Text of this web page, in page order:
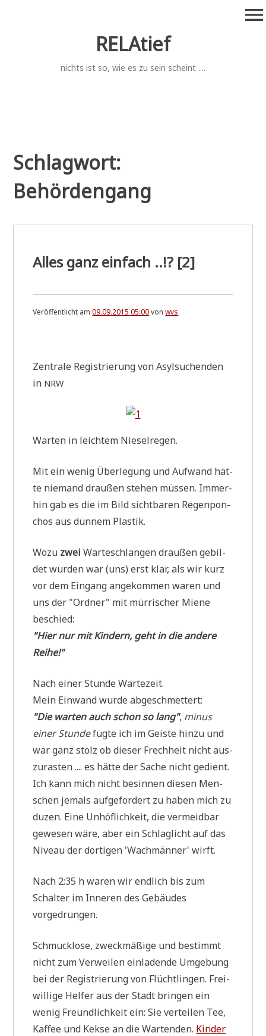
RELAtief
nichts ist so, wie es zu sein scheint ....
menu
Schlagwort:
Behördengang
Alles ganz einfach ..!? [2]
Veröffentlicht am09.09.2015 05:00vonwvs
Zen­tra­le Regi­strie­rung von Asyl­su­chen­den
in NRW
War­ten in leich­tem Nieselregen.
Mit ein wenig Über­le­gung und Auf­wand hät­
te nie­mand drau­ßen ste­hen müs­sen. Immer­
hin gab es die im Bild sicht­ba­ren Regen­pon­
chos aus dün­nem Plastik.
Wozu zwei War­te­schlan­gen drau­ßen gebil­
det wur­den war (uns) erst klar, als wir kurz
vor dem Ein­gang ange­kom­men waren und
uns der "Ord­ner" mit mür­ri­scher Mie­ne
beschied:
"Hier nur mit Kin­dern, geht in die ande­re
Rei­he!"
Nach einer Stun­de Wartezeit.
Mein Ein­wand wur­de abgeschmettert:
"Die war­ten auch schon so lang", minus
einer Stun­defüg­te ich im Gei­ste hin­zu und
war ganz stolz ob die­ser Frech­heit nicht aus­
zu­ra­sten .... es hät­te der Sache nicht gedient.
Ich kann mich nicht besin­nen die­sen Men­
schen jemals auf­ge­for­dert zu haben mich zu
duzen. Eine Unhöf­lich­keit, die ver­meid­bar
gewe­sen wäre, aber ein Schlag­licht auf das
Niveau der dor­ti­gen 'Wach­män­ner' wirft.
Nach 2:35 h waren wir end­lich bis zum
Schal­ter im Inne­ren des Gebäu­des
vorgedrungen.
Schmuck­lo­se, zweck­mä­ßi­ge und bestimmt
nicht zum Ver­wei­len ein­la­den­de Umge­bung
bei der Regi­strie­rung von Flücht­lin­gen. Frei­
wil­li­ge Hel­fer aus der Stadt brin­gen ein
wenig Freund­lich­keit ein: Sie ver­tei­len Tee,
Kaf­fee und Kek­se an die War­ten­den. Kin­der